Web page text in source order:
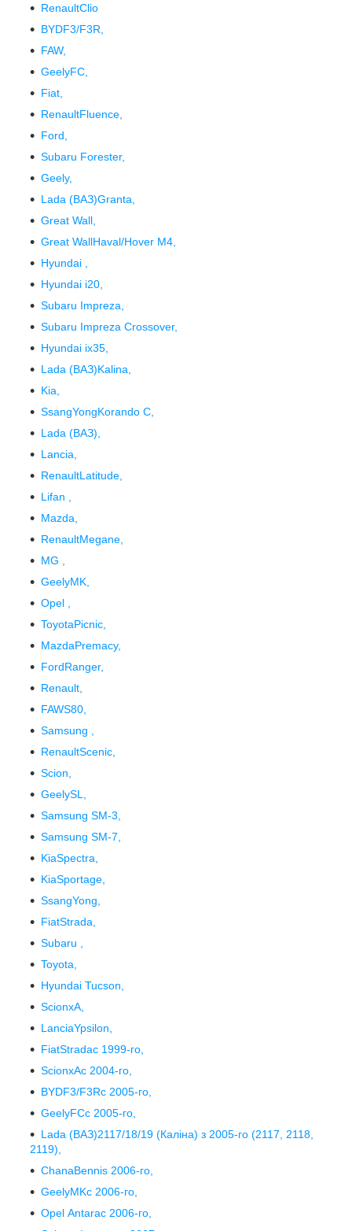
RenaultClio
BYDF3/F3R,
FAW,
GeelyFC,
Fiat,
RenaultFluence,
Ford,
Subaru Forester,
Geely,
Lada (ВАЗ)Granta,
Great Wall,
Great WallHaval/Hover M4,
Hyundai ,
Hyundai i20,
Subaru Impreza,
Subaru Impreza Crossover,
Hyundai ix35,
Lada (ВАЗ)Kalina,
Kia,
SsangYongKorando C,
Lada (ВАЗ),
Lancia,
RenaultLatitude,
Lifan ,
Mazda,
RenaultMegane,
MG ,
GeelyMK,
Opel ,
ToyotaPicnic,
MazdaPremacy,
FordRanger,
Renault,
FAWS80,
Samsung ,
RenaultScenic,
Scion,
GeelySL,
Samsung SM-3,
Samsung SM-7,
KiaSpectra,
KiaSportage,
SsangYong,
FiatStrada,
Subaru ,
Toyota,
Hyundai Tucson,
ScionxA,
LanciaYpsilon,
FiatStradaс 1999-го,
ScionxAс 2004-го,
BYDF3/F3Rс 2005-го,
GeelyFCс 2005-го,
Lada (ВАЗ)2117/18/19 (Каліна) з 2005-го (2117, 2118,
2119),
ChanaBennis 2006-го,
GeelyMKс 2006-го,
Opel Antaraс 2006-го,